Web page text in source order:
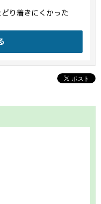
どり着きにくかった